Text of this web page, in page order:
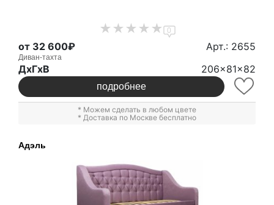
0
от 32 600₽ Арт.: 2655
Диван-тахта
ДxГxВ 206x81x82
подробнее
* Можем сделать в любом цвете
* Доставка по Москве бесплатно
Адэль